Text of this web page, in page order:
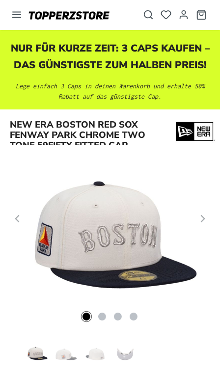
springen
NUR FÜR KURZE ZEIT: 3 CAPS KAUFEN –
DAS GÜNSTIGSTE ZUM HALBEN PREIS!
Lege einfach 3 Caps in deinen Warenkorb und erhalte 50%
Rabatt auf das günstigste Cap.
NEW ERA BOSTON RED SOX
FENWAY PARK CHROME TWO
TONE 59FIFTY FITTED CAP
Bildergalerie überspringen